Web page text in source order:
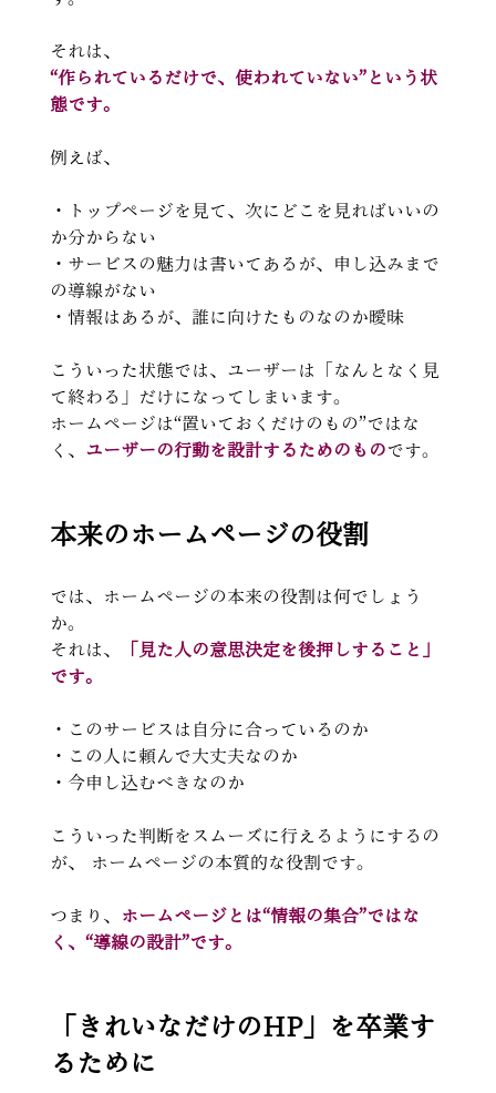
それは、
“作られているだけで、使われていない”という状
態です。
例えば、
・トップページを見て、次にどこを見ればいいの
か分からない
・サービスの魅力は書いてあるが、申し込みまで
の導線がない
・情報はあるが、誰に向けたものなのか曖昧
こういった状態では、ユーザーは「なんとなく見
て終わる」だけになってしまいます。
ホームページは“置いておくだけのもの”ではな
く、 ユーザーの行動を設計するためのものです。
本来のホームページの役割
では、ホームページの本来の役割は何でしょう
か。
それは、
「見た人の意思決定を後押しすること」
です。
・このサービスは自分に合っているのか
・この人に頼んで大丈夫なのか
・今申し込むべきなのか
こういった判断をスムーズに行えるようにするの
が、 ホームページの本質的な役割です。
つまり、
ホームページとは“情報の集合”ではな
く、“導線の設計”です。
「きれいなだけのHP」を卒業す
るために